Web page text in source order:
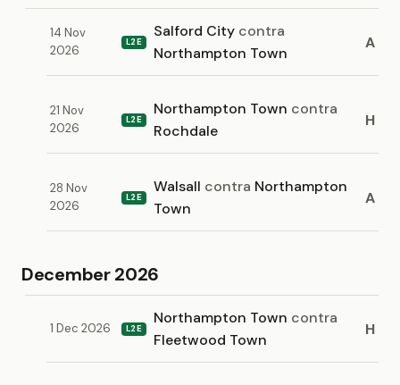
14 Nov
2026
L2E
Salford City contra
Northampton Town
A
21 Nov
2026
L2E
Northampton Town contra
Rochdale
H
28 Nov
2026
L2E
Walsall contra Northampton
Town
A
December 2026
1 Dec 2026 L2E
Northampton Town contra
Fleetwood Town
H